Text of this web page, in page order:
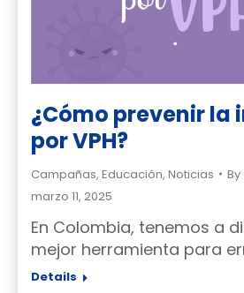
¿Cómo prevenir la
por VPH?
Campañas, Educación, Noticias By
marzo 11, 2025
En Colombia, tenemos a
mejor herramienta para
Details